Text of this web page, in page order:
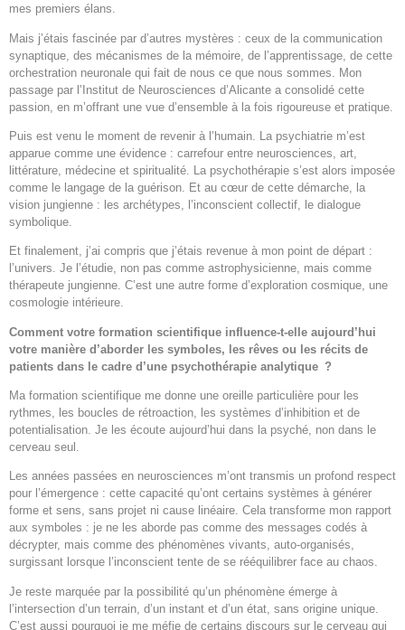
mes premiers élans.
Mais j’étais fascinée par d’autres mystères : ceux de la communication
synaptique, des mécanismes de la mémoire, de l’apprentissage, de cette
orchestration neuronale qui fait de nous ce que nous sommes. Mon
passage par l’Institut de Neurosciences d’Alicante a consolidé cette
passion, en m’offrant une vue d’ensemble à la fois rigoureuse et pratique.
Puis est venu le moment de revenir à l’humain. La psychiatrie m’est
apparue comme une évidence : carrefour entre neurosciences, art,
littérature, médecine et spiritualité. La psychothérapie s’est alors imposée
comme le langage de la guérison. Et au cœur de cette démarche, la
vision jungienne : les archétypes, l’inconscient collectif, le dialogue
symbolique.
Et finalement, j’ai compris que j’étais revenue à mon point de départ :
l’univers. Je l’étudie, non pas comme astrophysicienne, mais comme
thérapeute jungienne. C’est une autre forme d’exploration cosmique, une
cosmologie intérieure.
Comment votre formation scientifique influence-t-elle aujourd’hui
votre manière d’aborder les symboles, les rêves ou les récits de
patients dans le cadre d’une psychothérapie analytique ?
Ma formation scientifique me donne une oreille particulière pour les
rythmes, les boucles de rétroaction, les systèmes d’inhibition et de
potentialisation. Je les écoute aujourd’hui dans la psyché, non dans le
cerveau seul.
Les années passées en neurosciences m’ont transmis un profond respect
pour l’émergence : cette capacité qu’ont certains systèmes à générer
forme et sens, sans projet ni cause linéaire. Cela transforme mon rapport
aux symboles : je ne les aborde pas comme des messages codés à
décrypter, mais comme des phénomènes vivants, auto-organisés,
surgissant lorsque l’inconscient tente de se rééquilibrer face au chaos.
Je reste marquée par la possibilité qu’un phénomène émerge à
l’intersection d’un terrain, d’un instant et d’un état, sans origine unique.
C’est aussi pourquoi je me méfie de certains discours sur le cerveau qui